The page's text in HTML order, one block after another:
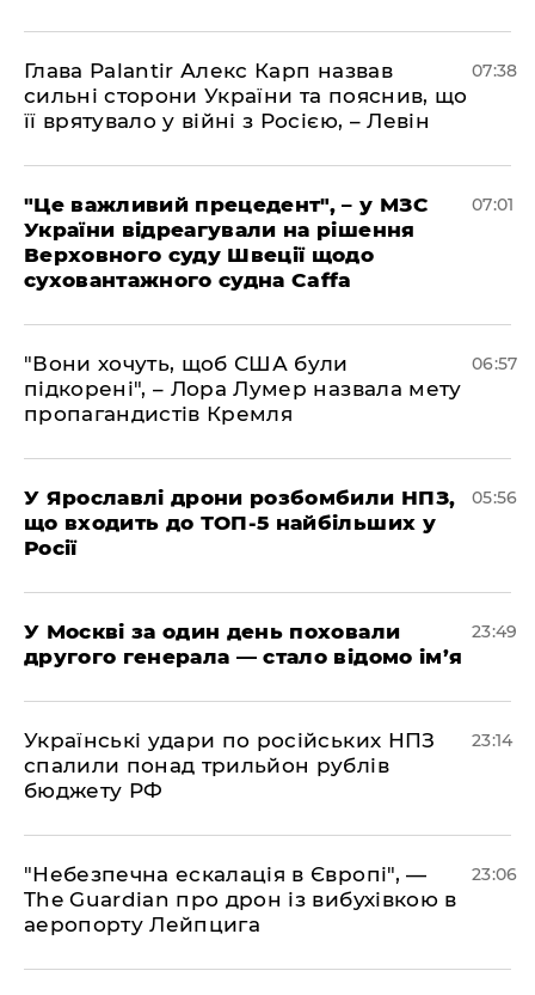
Глава Palantir Алекс Карп назвав
сильні сторони України та пояснив, що
її врятувало у війні з Росією, – Левін
07:38
"Це важливий прецедент", – у МЗС
України відреагували на рішення
Верховного суду Швеції щодо
суховантажного судна Caffa
07:01
"Вони хочуть, щоб США були
підкорені", – Лора Лумер назвала мету
пропагандистів Кремля
06:57
У Ярославлі дрони розбомбили НПЗ,
що входить до ТОП-5 найбільших у
Росії
05:56
​У Москві за один день поховали
другого генерала — стало відомо ім’я
23:49
​Українські удари по російських НПЗ
спалили понад трильйон рублів
бюджету РФ
23:14
​"Небезпечна ескалація в Європі", —
The Guardian про дрон із вибухівкою в
аеропорту Лейпцига
23:06